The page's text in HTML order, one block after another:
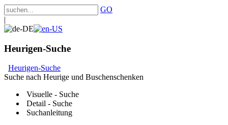
GO
|
Heurigen-Suche
Heurigen-Suche
Suche nach Heurige und Buschenschenken
Visuelle - Suche
Detail - Suche
Suchanleitung